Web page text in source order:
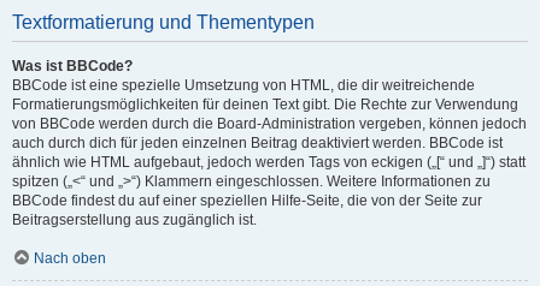
Textformatierung und Thementypen
Was ist BBCode?
BBCode ist eine spezielle Umsetzung von HTML, die dir weitreichende
Formatierungsmöglichkeiten für deinen Text gibt. Die Rechte zur Verwendung
von BBCode werden durch die Board-Administration vergeben, können jedoch
auch durch dich für jeden einzelnen Beitrag deaktiviert werden. BBCode ist
ähnlich wie HTML aufgebaut, jedoch werden Tags von eckigen („[“ und „]“) statt
spitzen („<“ und „>“) Klammern eingeschlossen. Weitere Informationen zu
BBCode findest du auf einer speziellen Hilfe-Seite, die von der Seite zur
Beitragserstellung aus zugänglich ist.
Nach oben